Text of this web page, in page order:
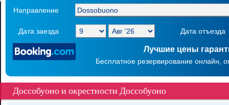
Направление
Дата заезда Дата отъезда
Лучшие цены
Бесплатное резервирование онлайн,
Доссобуоно и окрестности Доссобуоно